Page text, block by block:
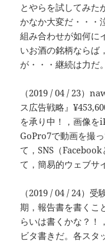
とやらを試してみた
かなか大変だ・・・
組み合わせが如何に
いお酒の銘柄ならば
が・・・継続は力だ。
（2019 / 04 / 23）
ス広告戦略』
を承り中！，画像を
GoPro7で動画を撮
て，SNS（
て，簡易的ウェブサ
（2019 / 04 / 24）
期，報告書を書くこ
らいは書くかな？！
ビタ書きだ。各スタ